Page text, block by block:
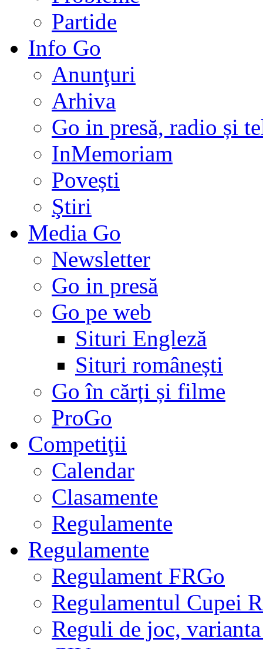
Partide
Info Go
Anunţuri
Arhiva
Go in presă, radio și
InMemoriam
Povești
Ştiri
Media Go
Newsletter
Go in presă
Go pe web
Situri Engleză
Situri românești
Go în cărți și filme
ProGo
Competiţii
Calendar
Clasamente
Regulamente
Regulamente
Regulament FRGo
Regulamentul Cupei
Reguli de joc,